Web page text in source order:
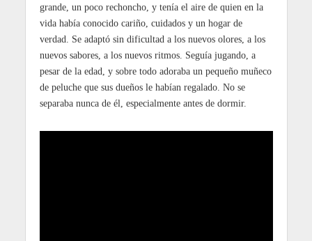
grande, un poco rechoncho, y tenía el aire de quien en la
vida había conocido cariño, cuidados y un hogar de
verdad. Se adaptó sin dificultad a los nuevos olores, a los
nuevos sabores, a los nuevos ritmos. Seguía jugando, a
pesar de la edad, y sobre todo adoraba un pequeño muñeco
de peluche que sus dueños le habían regalado. No se
separaba nunca de él, especialmente antes de dormir.